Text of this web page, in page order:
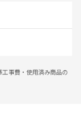
事費・使用済み商品の